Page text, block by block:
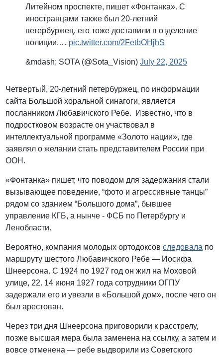
Литейном проспекте, пишет «Фонтанка». С
иностранцами также был 20-летний
петербуржец, его тоже доставили в отделение
полиции.… pic.twitter.com/2FetbOHjhS
&mdash; SOTA (@Sota_Vision)July 22, 2025
Четвертый, 20-летний петербуржец, по информации
сайта Большой хоральной синагоги, является
посланником Любавичского Ребе. Известно, что в
подростковом возрасте он участвовал в
интеллектуальной программе «Золото нации», где
заявлял о желании стать представителем России при
ООН.
«Фонтанка» пишет, что поводом для задержания стали
вызывающее поведение, “фото и агрессивные танцы”
рядом со зданием “Большого дома”, бывшее
управление КГБ, а нынче - ФСБ по Петербургу и
Ленобласти.
Вероятно, компания молодых ортодоксовследовала по
маршруту шестого Любавичского Ребе — Иосифа
Шнеерсона. С 1924 по 1927 год он жил на Моховой
улице, 22. 14 июня 1927 года сотрудники ОГПУ
задержали его и увезли в «Большой дом», после чего он
был арестован.
Через три дня Шнеерсона приговорили к расстрелу,
позже высшая мера была заменена на ссылку, а затем и
вовсе отменена — ребе выдворили из Советского